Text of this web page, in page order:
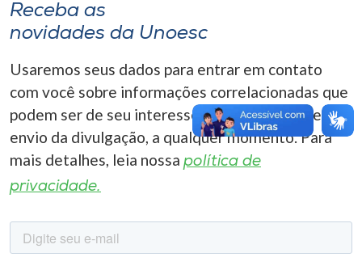
A+
Receba as
novidades da Unoesc
Usaremos seus dados para entrar em contato
com você sobre informações correlacionadas que
podem ser de seu interesse. Você pode cancelar o
envio da divulgação, a qualquer momento. Para
mais detalhes, leia nossa política de
privacidade.